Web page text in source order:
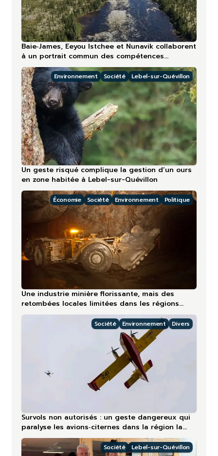
Baie‑James, Eeyou Istchee et Nunavik collaborent
à un portrait commun des compétences
touristiques
Environnement Société Lebel-sur-Quévillon
Un geste risqué complique la gestion d’un ours
en zone habitée à Lebel-sur-Quévillon
Économie Société Environnement Politique
Une industrie minière florissante, mais des
retombées locales limitées dans les régions
nordiques
Société Environnement Divers
Survols non autorisés : un geste dangereux qui
paralyse les avions‑citernes dans la région la
plus touchée en 2026
Société Lebel-sur-Quévillon